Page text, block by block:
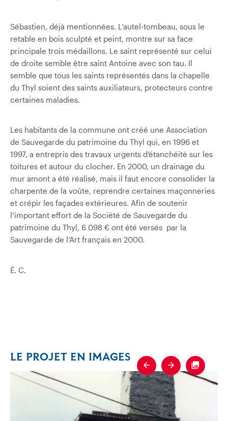
Sébastien, déjà mentionnées. L’autel-tombeau, sous le
retable en bois sculpté et peint, montre sur sa face
principale trois médaillons. Le saint représenté sur celui
de droite semble être saint Antoine avec son tau. Il
semble que tous les saints représentés dans la chapelle
du Thyl soient des saints auxiliateurs, protecteurs contre
certaines maladies.
Les habitants de la commune ont créé une Association
de Sauvegarde du patrimoine du Thyl qui, en 1996 et
1997, a entrepris des travaux urgents d’étanchéité sur les
toitures et autour du clocher. En 2000, un drainage du
mur amont a été réalisé, mais il faut encore consolider la
charpente de la voûte, reprendre certaines maçonneries
et crépir les façades extérieures. Afin de soutenir
l’important effort de la Société de Sauvegarde du
patrimoine du Thyl, 6 098 € ont été versés par la
Sauvegarde de l’Art français en 2000.
É. C.
LE PROJET EN IMAGES
Previous
Next